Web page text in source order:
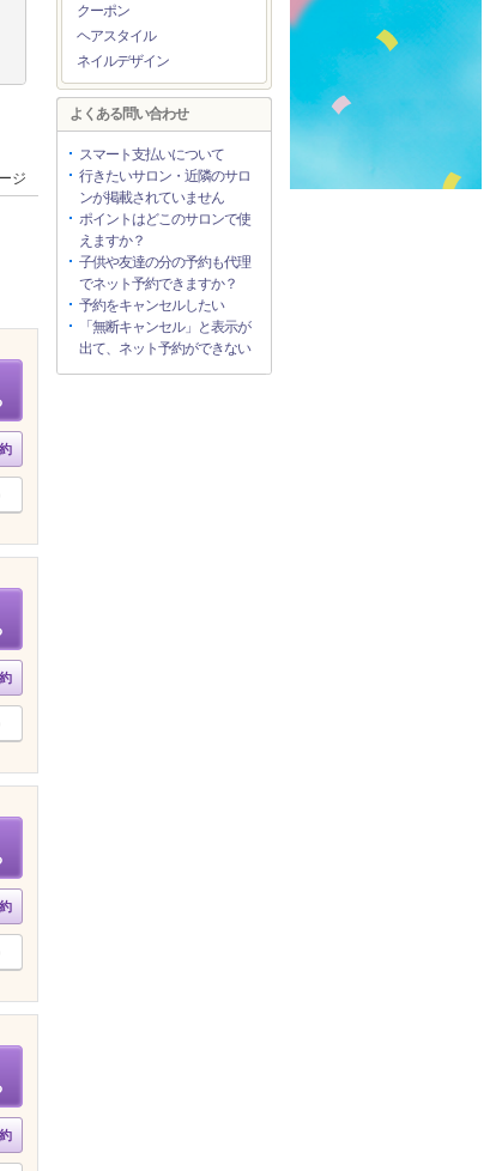
ジ
クーポン
ヘアスタイル
ネイルデザイン
よくある問い合わせ
スマート支払いについて
行きたいサロン・近隣のサロ
ンが掲載されていません
ポイントはどこのサロンで使
えますか？
子供や友達の分の予約も代理
でネット予約できますか？
予約をキャンセルしたい
「無断キャンセル」と表示が
出て、ネット予約ができない